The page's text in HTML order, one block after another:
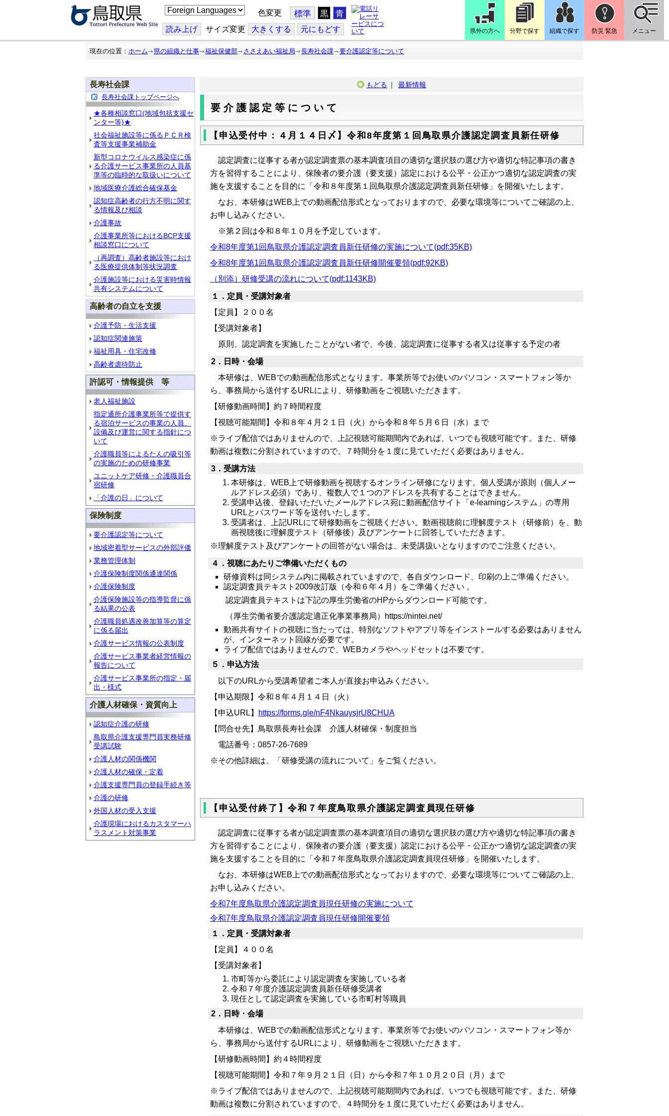
こ
の
ジ
を
翻
色変更 標準 黒 青
読み上げ サイズ変更 大きくする 元にもどす 県外の方へ 分野で探す 組織で探す 防災 緊急 メニュー
現在の位置： ホーム 県の組織と仕事 福祉保健部 ささえあい福祉局 長寿社会課 要介護認定等について
長寿社会課
長寿社会課トップページへ
★各種相談窓口(地域包括支援セ
ンター等)★
社会福祉施設等に係るＰＣＲ検
査等支援事業補助金
新型コロナウイルス感染症に係
る介護サービス事業所の人員基
準等の臨時的な取扱いについて
地域医療介護総合確保基金
認知症高齢者の行方不明に関す
る情報及び相談
介護事故
介護事業所等におけるBCP支援
相談窓口について
（再調査）高齢者施設等におけ
る医療提供体制等状況調査
介護施設等における災害時情報
共有システムについて
高齢者の自立を支援
介護予防・生活支援
認知症関連施策
福祉用具・住宅改修
高齢者虐待防止
許認可・情報提供 等
老人福祉施設
指定通所介護事業所等で提供す
る宿泊サービスの事業の人員、
設備及び運営に関する指針につ
いて
介護職員等によるたんの吸引等
の実施のための研修事業
ユニットケア研修・介護職員合
宿研修
「介護の日」について
保険制度
要介護認定等について
地域密着型サービスの外部評価
業務管理体制
介護保険制度関係通達関係
介護保険制度
介護保険施設等の指導監督に係
る結果の公表
介護職員処遇改善加算等の算定
に係る届出
介護サービス情報の公表制度
介護サービス事業者経営情報の
報告について
介護サービス事業所の指定・届
出・様式
介護人材確保・資質向上
認知症介護の研修
鳥取県介護支援専門員実務研修
受講試験
介護人材の関係機関
介護人材の確保・定着
介護支援専門員の登録手続き等
介護の研修
外国人材の受入支援
介護現場におけるカスタマーハ
ラスメント対策事業
もどる ｜ 最新情報
要介護認定等について
【申込受付中：４月１４日〆】令和8年度第１回鳥取県介護認定調査員新任研修
認定調査に従事する者が認定調査票の基本調査項目の適切な選択肢の選び方や適切な特記事項の書き
方を習得することにより、保険者の要介護（要支援）認定における公平・公正かつ適切な認定調査の実
施を支援することを目的に「令和８年度第１回鳥取県介護認定調査員新任研修」を開催いたします。
なお、本研修はWEB上での動画配信形式となっておりますので、必要な環境等についてご確認の上、
お申し込みください。
※第２回は令和８年１０月を予定しています。
令和8年度第1回鳥取県介護認定調査員新任研修の実施について(pdf:35KB)
令和8年度第1回鳥取県介護認定調査員新任研修開催要領(pdf:92KB)
（別添）研修受講の流れについて(pdf:1143KB)
１．定員・受講対象者
【定員】２００名
【受講対象者】
原則、認定調査を実施したことがない者で、今後、認定調査に従事する者又は従事する予定の者
2．日時・会場
本研修は、WEBでの動画配信形式となります。事業所等でお使いのパソコン・スマートフォン等か
ら、事務局から送付するURLにより、研修動画をご視聴いただきます。
【研修動画時間】約７ 時間程度
【視聴可能期間】令和８年４月２１日（火）から令和８年５月６日（水）まで
※ライブ配信ではありませんので、上記視聴可能期間内であれば、いつでも視聴可能です。また、研修
動画は複数に分割されていますので、７時間分を１度に見ていただく必要はありません。
3．受講方法
本研修は、WEB上で研修動画を視聴するオンライン研修になります。個人受講が原則（個人メー
ルアドレス必須）であり、複数人で１つのアドレスを共有することはできません。
受講申込後、登録いただいたメールアドレス宛に動画配信サイト「e-learningシステム」の専用
URLとパスワード等を送付いたします。
受講者は、上記URLにて研修動画をご視聴ください。動画視聴前に理解度テスト（研修前）を、動
画視聴後に理解度テスト（研修後）及びアンケートに回答していただきます。
※理解度テスト及びアンケートの回答がない場合は、未受講扱いとなりますのでご注意くださ い。
４．視聴にあたりご準備いただくもの
研修資料は同システム内に掲載されていますので、各自ダウンロード、印刷の上ご準備ください。
認定調査員テキスト2009改訂版（令和６年４月）をご準備ください 。
認定調査員テキストは下記の厚生労働省のHPからダウンロード可能です。
（厚生労働省要介護認定適正化事業事務局）
https://nintei.net/
動画共有サイトの視聴に当たっては、特別なソフトやアプリ等をインストールする必要はありません
が、インターネット回線が必要です。
ライブ配信ではありませんので、WEBカメラやヘッドセットは不要です。
５．申込方法
以下のURLから受講希望者ご本人が直接お申込みください。
【申込期限】令和８年４月１４日（火）
【申込URL】
https://forms.gle/nF4NkauysjrU8CHUA
【問合せ先】鳥取県長寿社会課 介護人材確保・制度担当
電話番号：0857-26-7689
※その他詳細は、「研修受講の流れについて」をご覧ください。
【申込受付終了】令和７年度鳥取県介護認定調査員現任研修
認定調査に従事する者が認定調査票の基本調査項目の適切な選択肢の選び方や適切な特記事項の書き
方を習得することにより、保険者の要介護（要支援）認定における公平・公正かつ適切な認定調査の実
施を支援することを目的に「令和７年度鳥取県介護認定調査員現任研修」を開催いたします。
なお、本研修はWEB上での動画配信形式となっておりますので、必要な環境等についてご確認の上、
お申し込みください。
令和7年度鳥取県介護認定調査員現任研修の実施について
令和7年度鳥取県介護認定調査員現任研修開催要領
１．定員・受講対象者
【定員】４００名
【受講対象者】
市町等から委託により認定調査を実施している者
令和７年度介護認定調査員新任研修受講者
現任として認定調査を実施している市町村等職員
2．日時・会場
本研修は、WEBでの動画配信形式となります。事業所等でお使いのパソコン・スマートフォン等か
ら、事務局から送付するURLにより、研修動画をご視聴いただきます。
【研修動画時間】約４時間程度
【視聴可能期間】令和７年９月２１日（日）から令和７年１０月２０日（月）まで
※ライブ配信ではありませんので、上記視聴可能期間内であれば、いつでも視聴可能です。また、研修
動画は複数に分割されていますので、４時間分を１度に見ていただく必要はありません。